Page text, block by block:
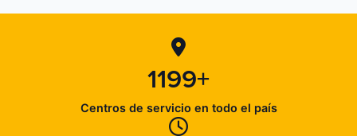
1199+
Centros de servicio en todo el país